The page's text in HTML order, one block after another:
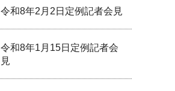
令和8年2月2日定例記者会見
令和8年1月15日定例記者会
見